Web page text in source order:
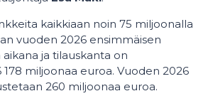
kaikkiaan noin 75 miljoonalla
vuoden 2026 ensimmäisen
ja tilauskanta on
178 miljoonaa euroa. Vuoden 2026
260 miljoonaa euroa.